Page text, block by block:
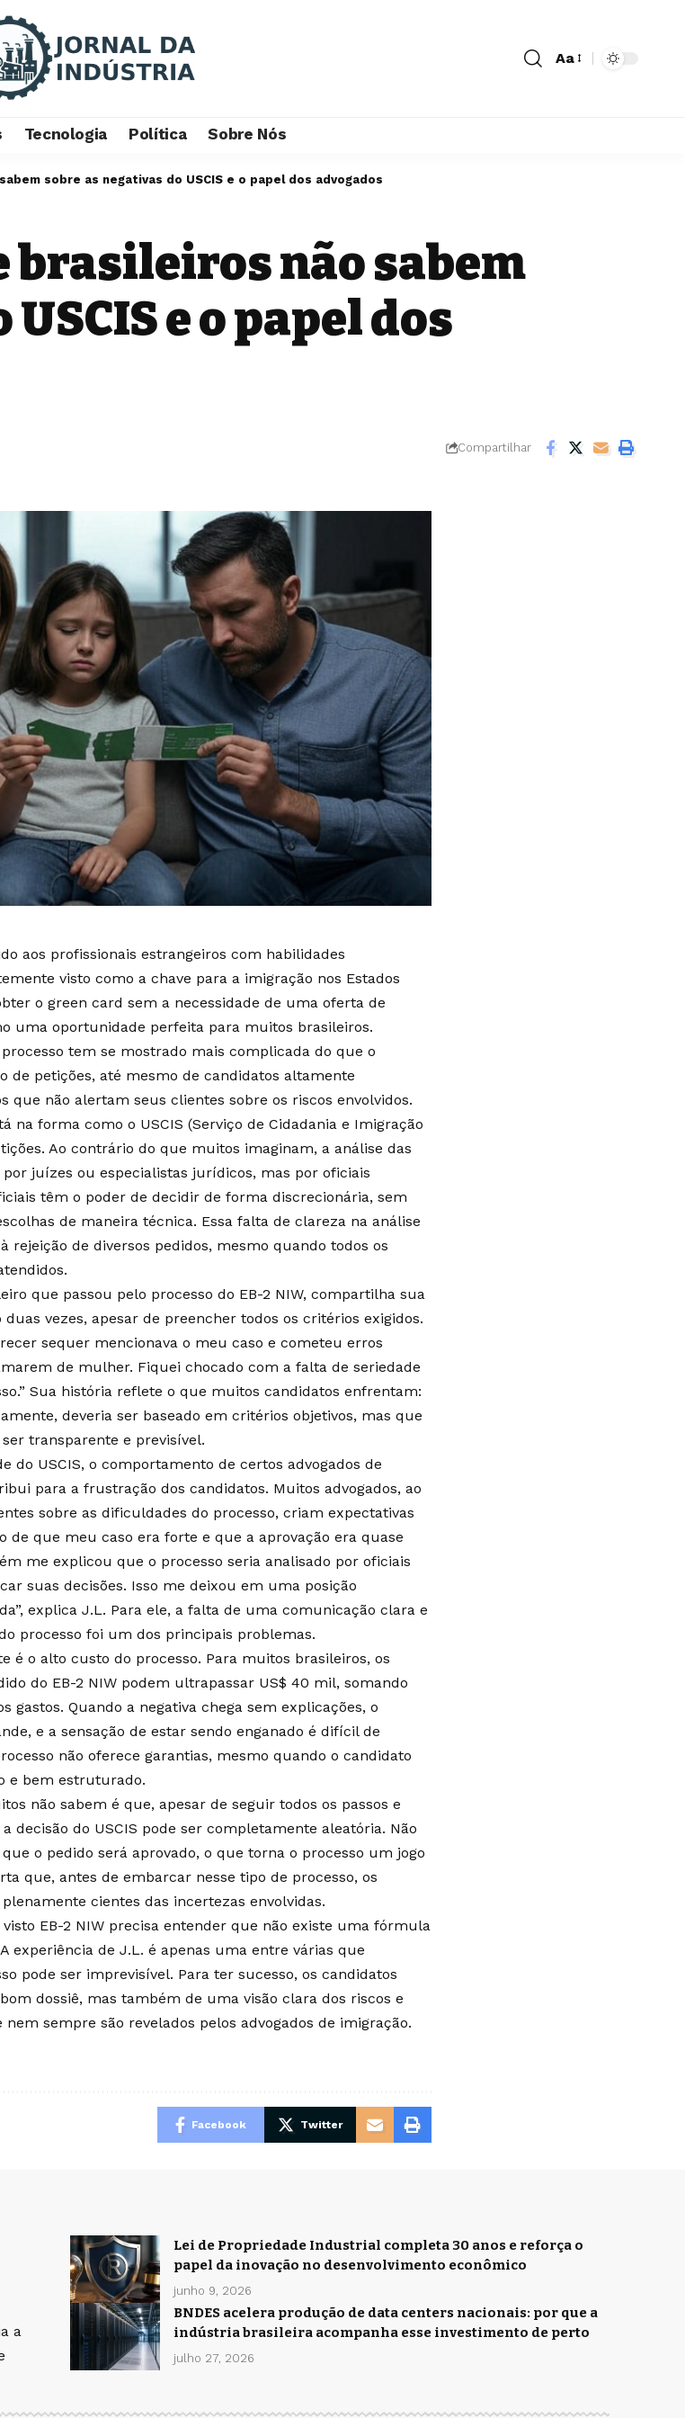
Aa
Tecnologia Política Sobre Nós
sobre as negativas do USCIS e o papel dos advogados
brasileiros não sabem
e o papel dos
Compartilhar
aos profissionais estrangeiros com habilidades
visto como a chave para a imigração nos Estados
o green card sem a necessidade de uma oferta de
uma oportunidade perfeita para muitos brasileiros.
tem se mostrado mais complicada do que o
de petições, até mesmo de candidatos altamente
que não alertam seus clientes sobre os riscos envolvidos.
na forma como o USCIS (Serviço de Cidadania e Imigração
Ao contrário do que muitos imaginam, a análise das
juízes ou especialistas jurídicos, mas por oficiais
têm o poder de decidir de forma discrecionária, sem
de maneira técnica. Essa falta de clareza na análise
rejeição de diversos pedidos, mesmo quando todos os
que passou pelo processo do EB-2 NIW, compartilha sua
duas vezes, apesar de preencher todos os critérios exigidos.
sequer mencionava o meu caso e cometeu erros
de mulher. Fiquei chocado com a falta de seriedade
Sua história reflete o que muitos candidatos enfrentam:
deveria ser baseado em critérios objetivos, mas que
transparente e previsível.
do USCIS, o comportamento de certos advogados de
para a frustração dos candidatos. Muitos advogados, ao
sobre as dificuldades do processo, criam expectativas
de que meu caso era forte e que a aprovação era quase
me explicou que o processo seria analisado por oficiais
suas decisões. Isso me deixou em uma posição
explica J.L. Para ele, a falta de uma comunicação clara e
processo foi um dos principais problemas.
é o alto custo do processo. Para muitos brasileiros, os
do EB-2 NIW podem ultrapassar US$ 40 mil, somando
gastos. Quando a negativa chega sem explicações, o
e a sensação de estar sendo enganado é difícil de
não oferece garantias, mesmo quando o candidato
e bem estruturado.
não sabem é que, apesar de seguir todos os passos e
decisão do USCIS pode ser completamente aleatória. Não
o pedido será aprovado, o que torna o processo um jogo
que, antes de embarcar nesse tipo de processo, os
cientes das incertezas envolvidas.
EB-2 NIW precisa entender que não existe uma fórmula
experiência de J.L. é apenas uma entre várias que
pode ser imprevisível. Para ter sucesso, os candidatos
dossiê, mas também de uma visão clara dos riscos e
sempre são revelados pelos advogados de imigração.
Facebook Twitter
a
Lei de Propriedade Industrial completa 30 anos e reforça o
papel da inovação no desenvolvimento econômico
junho 9, 2026
BNDES acelera produção de data centers nacionais: por que a
indústria brasileira acompanha esse investimento de perto
julho 27, 2026